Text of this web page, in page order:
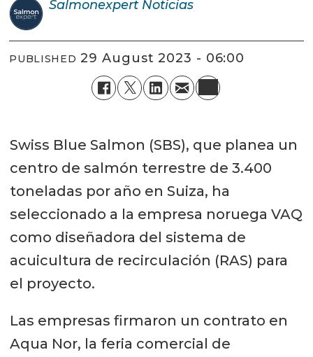
Salmonexpert Noticias
PUBLISHED 29 August 2023 - 06:00
Swiss Blue Salmon (SBS), que planea un
centro de salmón terrestre de 3.400
toneladas por año en Suiza, ha
seleccionado a la empresa noruega VAQ
como diseñadora del sistema de
acuicultura de recirculación (RAS) para
el proyecto.
Las empresas firmaron un contrato en
Aqua Nor, la feria comercial de